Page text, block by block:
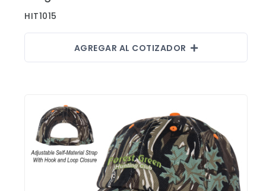
HIT1015
AGREGAR AL COTIZADOR